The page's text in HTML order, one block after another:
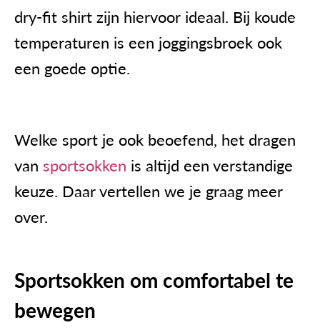
dry-fit shirt zijn hiervoor ideaal. Bij koude
temperaturen is een joggingsbroek ook
een goede optie.
Welke sport je ook beoefend, het dragen
van sportsokken is altijd een verstandige
keuze. Daar vertellen we je graag meer
over.
Sportsokken om comfortabel te
bewegen